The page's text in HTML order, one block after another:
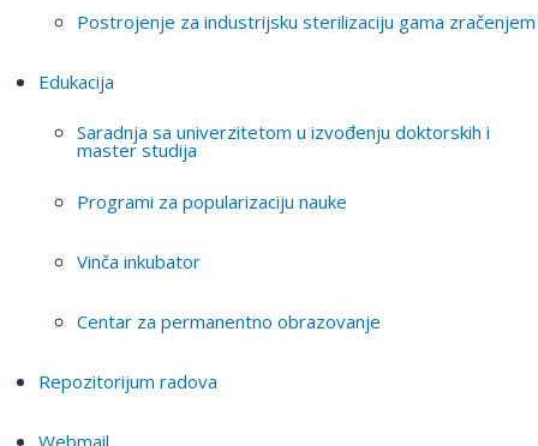
Postrojenje za industrijsku sterilizaciju gama zračenjem
Edukacija
Saradnja sa univerzitetom u izvođenju doktorskih i
master studija
Programi za popularizaciju nauke
Vinča inkubator
Centar za permanentno obrazovanje
Repozitorijum radova
Webmail